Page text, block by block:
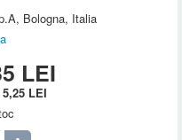
Bologna, Italia
LEI
5,25 LEI